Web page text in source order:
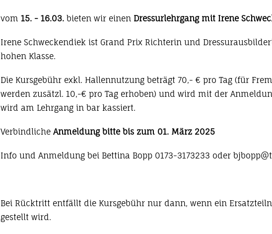
vom 15. - 16.03. bieten wir einen Dressurlehrgang mit Irene
Irene Schweckendiek ist Grand Prix Richterin und
hohen Klasse.
Die Kursgebühr exkl. Hallennutzung beträgt 70,- € pro Tag (für
werden zusätzl. 10,-€ pro Tag erhoben) und wird mit der
wird am Lehrgang in bar kassiert.
Verbindliche Anmeldung bitte bis zum 01. März 2025
Info und Anmeldung bei Bettina Bopp 0173-3173233 oder
Bei Rücktritt entfällt die Kursgebühr nur dann, wenn ein
gestellt wird.